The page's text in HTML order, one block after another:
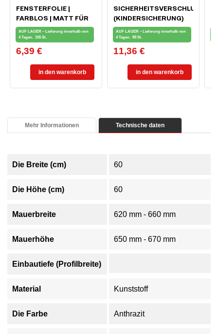
FENSTERFOLIE |
FARBLOS | MATT FÜR
PRIVATSPHÄRE 90 X 50
CM
AUF LAGER – Lieferung innerhalb von
4 Tagen. 155 St.
Preis
6,39 €
in den warenkorb
SICHERHEITSVERSCHLUSS
(KINDERSICHERUNG)
FÜR FENSTER UND
BALKONTÜREN
AUF LAGER – Lieferung innerhalb von
4 Tagen. 89 St.
Preis
11,36 €
in den warenkorb
Mehr Informationen Technische daten
Die Breite (cm) 60
Die Höhe (cm) 60
Mauerbreite 620 mm - 660 mm
Mauerhöhe 650 mm - 670 mm
Einbautiefe (Profilbreite)
Material Kunststoff
Die Farbe Anthrazit